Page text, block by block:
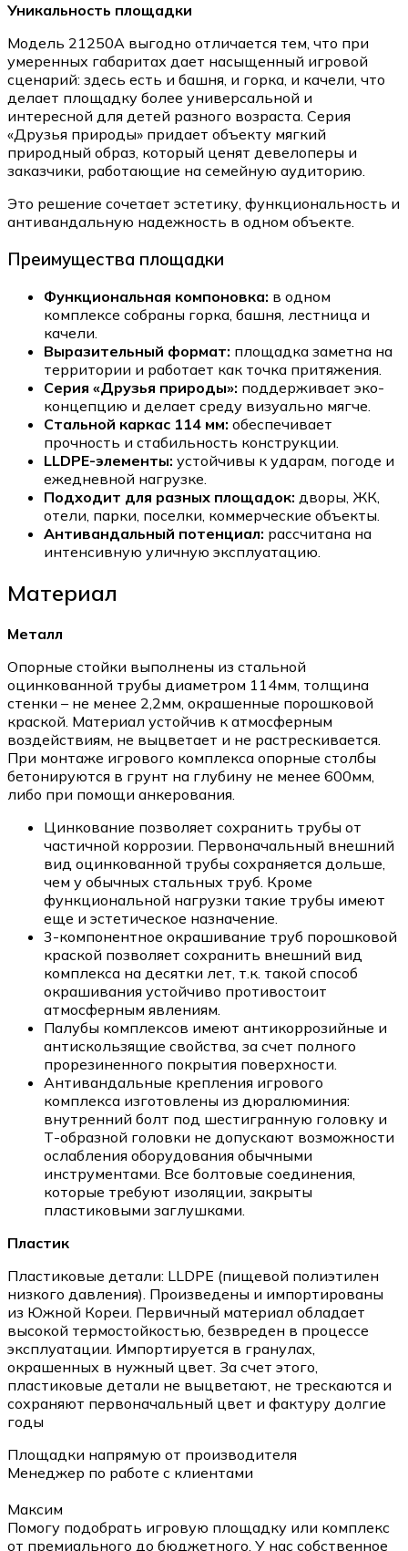
Уникальность площадки
Модель 21250A выгодно отличается тем, что при
умеренных габаритах дает насыщенный игровой
сценарий: здесь есть и башня, и горка, и качели, что
делает площадку более универсальной и
интересной для детей разного возраста. Серия
«Друзья природы» придает объекту мягкий
природный образ, который ценят девелоперы и
заказчики, работающие на семейную аудиторию.
Это решение сочетает эстетику, функциональность и
антивандальную надежность в одном объекте.
Преимущества площадки
Функциональная компоновка: в одном
комплексе собраны горка, башня, лестница и
качели.
Выразительный формат: площадка заметна на
территории и работает как точка притяжения.
Серия «Друзья природы»: поддерживает эко-
концепцию и делает среду визуально мягче.
Стальной каркас 114 мм: обеспечивает
прочность и стабильность конструкции.
LLDPE-элементы: устойчивы к ударам, погоде и
ежедневной нагрузке.
Подходит для разных площадок: дворы, ЖК,
отели, парки, поселки, коммерческие объекты.
Антивандальный потенциал: рассчитана на
интенсивную уличную эксплуатацию.
Материал
Металл
Опорные стойки выполнены из стальной
оцинкованной трубы диаметром 114мм, толщина
стенки – не менее 2,2мм, окрашенные порошковой
краской. Материал устойчив к атмосферным
воздействиям, не выцветает и не растрескивается.
При монтаже игрового комплекса опорные столбы
бетонируются в грунт на глубину не менее 600мм,
либо при помощи анкерования.
Цинкование позволяет сохранить трубы от
частичной коррозии. Первоначальный внешний
вид оцинкованной трубы сохраняется дольше,
чем у обычных стальных труб. Кроме
функциональной нагрузки такие трубы имеют
еще и эстетическое назначение.
3-компонентное окрашивание труб порошковой
краской позволяет сохранить внешний вид
комплекса на десятки лет, т.к. такой способ
окрашивания устойчиво противостоит
атмосферным явлениям.
Палубы комплексов имеют антикоррозийные и
антискользящие свойства, за счет полного
прорезиненного покрытия поверхности.
Антивандальные крепления игрового
комплекса изготовлены из дюралюминия:
внутренний болт под шестигранную головку и
Т-образной головки не допускают возможности
ослабления оборудования обычными
инструментами. Все болтовые соединения,
которые требуют изоляции, закрыты
пластиковыми заглушками.
Пластик
Пластиковые детали: LLDPE (пищевой полиэтилен
низкого давления). Произведены и импортированы
из Южной Кореи. Первичный материал обладает
высокой термостойкостью, безвреден в процессе
эксплуатации. Импортируется в гранулах,
окрашенных в нужный цвет. За счет этого,
пластиковые детали не выцветают, не трескаются и
сохраняют первоначальный цвет и фактуру долгие
годы
Площадки напрямую от производителя
Менеджер по работе с клиентами
Максим
Помогу подобрать игровую площадку или комплекс
от премиального до бюджетного. У нас собственное